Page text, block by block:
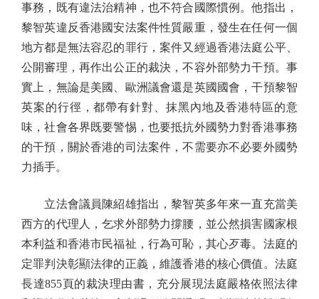
事務，既有違法治精神，也不符合國際慣例。他指出，
黎智英違反香港國安法案件性質嚴重，發生在任何一個
地方都是無法容忍的罪行，案件又經過香港法庭公平、
公開審理，再作出公正的裁決，不容外部勢力干預。事
實上，無論是美國、歐洲議會還是英國國會，干預黎智
英案的行徑，都帶有針對、抹黑內地及香港特區的意
味，社會各界既要警惕，也要抵抗外國勢力對香港事務
的干預，關於香港的司法案件，不需要亦不必要外國勢
力插手。
立法會議員陳紹雄指出，黎智英多年來一直充當美
西方的代理人，乞求外部勢力撐腰，並公然損害國家根
本利益和香港市民福祉，行為可恥，其心歹毒。法庭的
定罪判決彰顯法律的正義，維護香港的核心價值。法庭
長達855頁的裁決理由書，充分展現法庭嚴格依照法律